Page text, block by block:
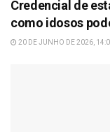
Credencial de
como idosos
20 DE JUNHO DE 2026,